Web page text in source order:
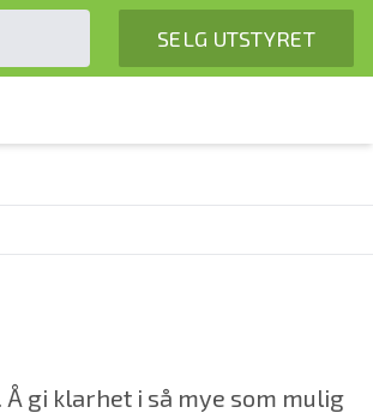
SELG UTSTYRET
gi klarhet i så mye som mulig